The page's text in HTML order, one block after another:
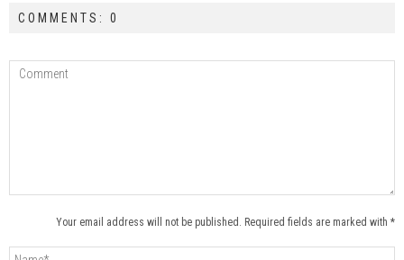
COMMENTS: 0
Your email address will not be published. Required fields are marked with *